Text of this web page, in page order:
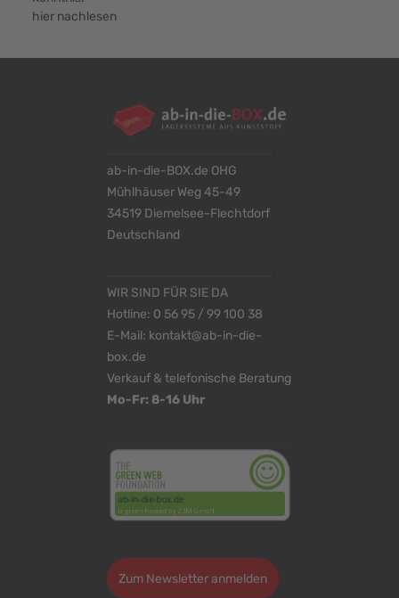
hier nachlesen
ab-in-die-BOX.de OHG
Mühlhäuser Weg 45-49
34519 Diemelsee-Flechtdorf
Deutschland
WIR SIND FÜR SIE DA
Hotline: 0 56 95 / 99 100 38
E-Mail: kontakt@ab-in-die-
box.de
Verkauf & telefonische Beratung
Mo-Fr: 8-16 Uhr
Zum Newsletter anmelden